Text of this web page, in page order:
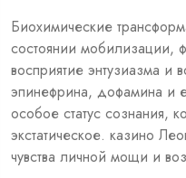
Биохимические
состоянии мобилизации,
восприятие энтузиазма и
эпинефрина, дофамина и
особое статус сознания,
экстатическое. казино
чувства личной мощи и